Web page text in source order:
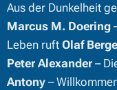
Aus der Dunkelheit
Marcus M. Doering
Leben ruft Olaf
Peter Alexander –
Antony –